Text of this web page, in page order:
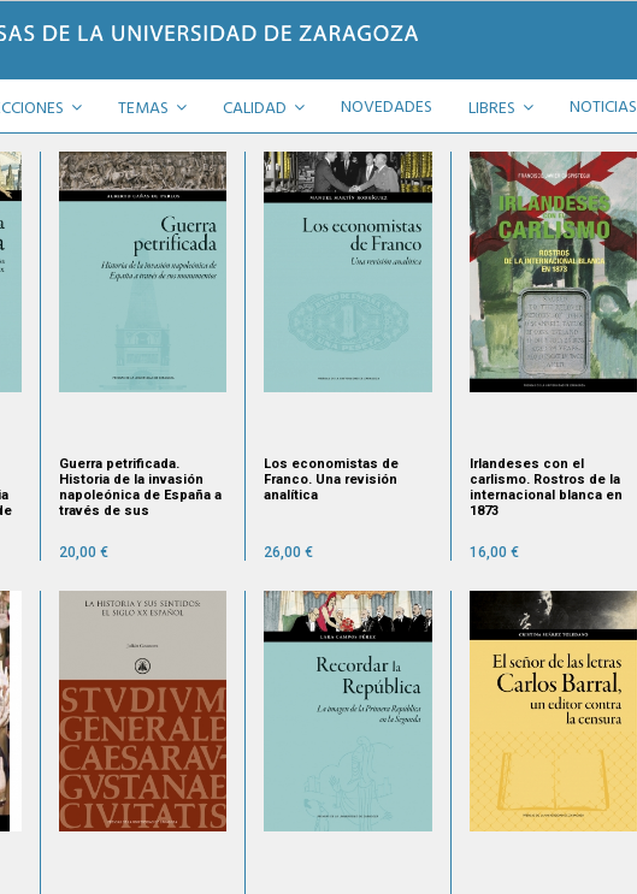
TEMAS CALIDAD NOVEDADES LIBRES NOTICIAS
Guerra petrificada.
Historia de la invasión
napoleónica de España a
través de sus
20,00 €
Los economistas de
Franco. Una revisión
analítica
26,00 €
Irlandeses con el
carlismo. Rostros de la
internacional blanca en
1873
16,00 €